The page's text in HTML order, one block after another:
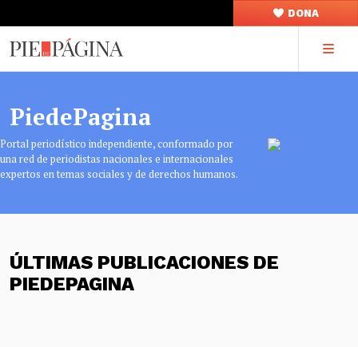
DONA
PiedePagina
Portal periodístico independiente, conformado por
una red de periodistas nacionales e internacionales
expertos en temas sociales y de derechos humanos.
ÚLTIMAS PUBLICACIONES DE
PIEDEPAGINA